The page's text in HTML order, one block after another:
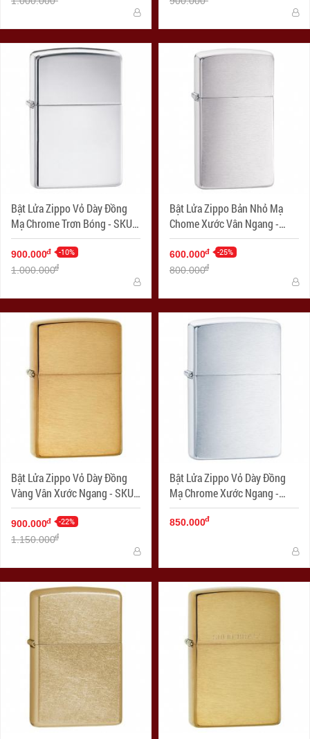
Bật Lửa Zippo Vỏ Dày Đồng
Mạ Chrome Trơn Bóng - SKU
167 – Zippo Armor High
Polished Chrome
900.000đ -10%
1.000.000đ
Bật Lửa Zippo Bản Nhỏ Mạ
Chome Xước Vân Ngang -
SKU 1600 – Zippo Slim
Brushed Chrome
600.000đ -25%
800.000đ
Bật Lửa Zippo Vỏ Dày Đồng
Vàng Vân Xước Ngang - SKU
168 – Zippo Armor Brushed
Brass
900.000đ -22%
1.150.000đ
Bật Lửa Zippo Vỏ Dày Đồng
Mạ Chrome Xước Ngang -
SKU 162 – Zippo Armor
Brushed Chrome
850.000đ